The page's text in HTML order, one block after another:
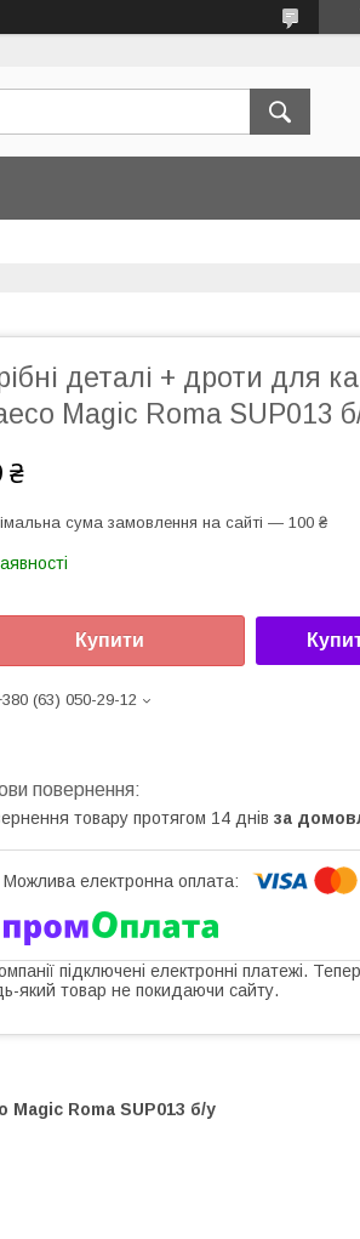
деталі + дроти для
Magic Roma SUP013
₴
сума замовлення на сайті — 100 ₴
Купити
(63) 050-29-12
товару протягом 14 днів за
підключені електронні платежі.
який товар не покидаючи сайту.
Roma SUP013 б/у